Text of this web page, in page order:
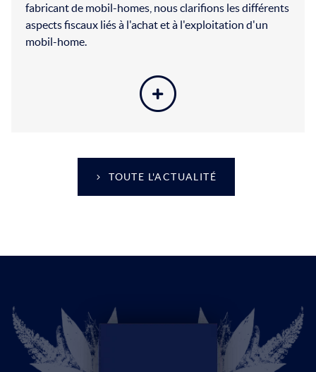
fabricant de mobil-homes, nous clarifions les différents
aspects fiscaux liés à l'achat et à l'exploitation d'un
mobil-home.
LIRE LA SUITE
TOUTE L'ACTUALITÉ